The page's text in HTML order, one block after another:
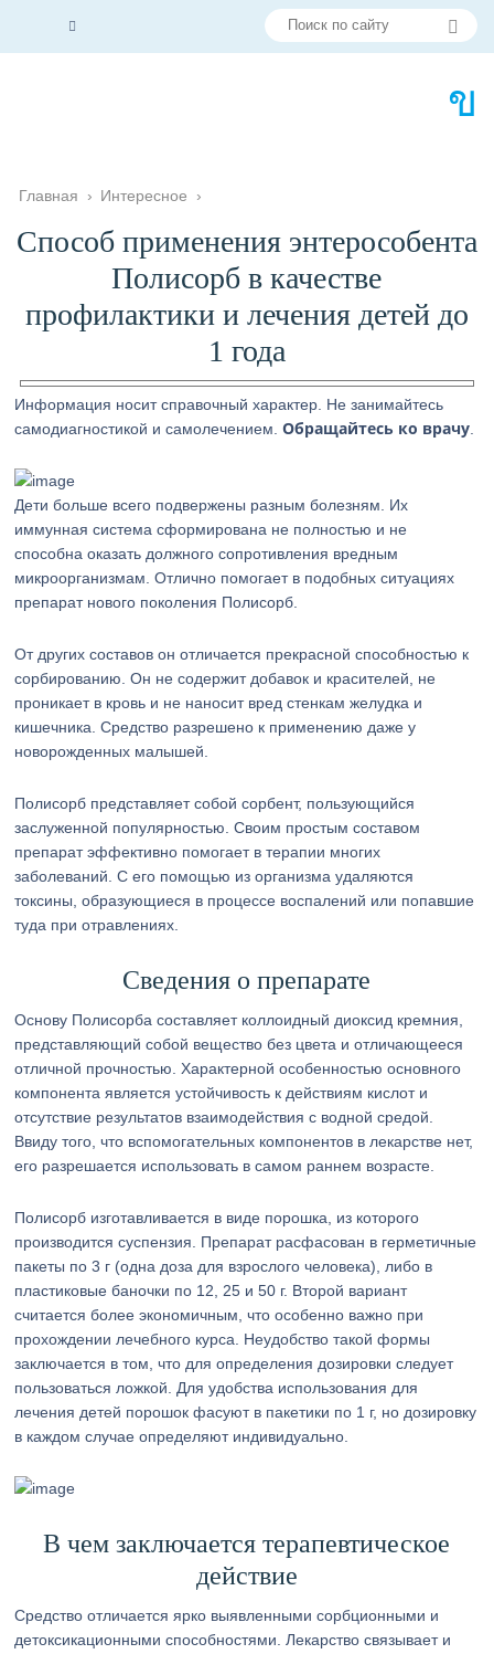
Главная › Интересное ›
Способ применения энтерособента
Полисорб в качестве
профилактики и лечения детей до
1 года
Информация носит справочный характер. Не занимайтесь
самодиагностикой и самолечением.Обращайтесь ко врачу
Дети больше всего подвержены разным болезням. Их
иммунная система сформирована не полностью и не
способна оказать должного сопротивления вредным
микроорганизмам. Отлично помогает в подобных ситуациях
препарат нового поколения Полисорб.
От других составов он отличается прекрасной способностью к
сорбированию. Он не содержит добавок и красителей, не
проникает в кровь и не наносит вред стенкам желудка и
кишечника. Средство разрешено к применению даже у
новорожденных малышей.
Полисорб представляет собой сорбент, пользующийся
заслуженной популярностью. Своим простым составом
препарат эффективно помогает в терапии многих
заболеваний. С его помощью из организма удаляются
токсины, образующиеся в процессе воспалений или попавшие
туда при отравлениях.
Сведения о препарате
Основу Полисорба составляет коллоидный диоксид кремния,
представляющий собой вещество без цвета и отличающееся
отличной прочностью. Характерной особенностью основного
компонента является устойчивость к действиям кислот и
отсутствие результатов взаимодействия с водной средой.
Ввиду того, что вспомогательных компонентов в лекарстве нет,
его разрешается использовать в самом раннем возрасте.
Полисорб изготавливается в виде порошка, из которого
производится суспензия. Препарат расфасован в герметичные
пакеты по 3 г (одна доза для взрослого человека), либо в
пластиковые баночки по 12, 25 и 50 г. Второй вариант
считается более экономичным, что особенно важно при
прохождении лечебного курса. Неудобство такой формы
заключается в том, что для определения дозировки следует
пользоваться ложкой. Для удобства использования для
лечения детей порошок фасуют в пакетики по 1 г, но дозировку
в каждом случае определяют индивидуально.
В чем заключается терапевтическое
действие
Средство отличается ярко выявленными сорбционными и
детоксикационными способностями. Лекарство связывает и